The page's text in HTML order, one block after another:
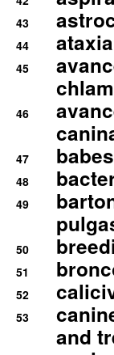
43
44
45
46
47
48
49
50
51
52
53
and